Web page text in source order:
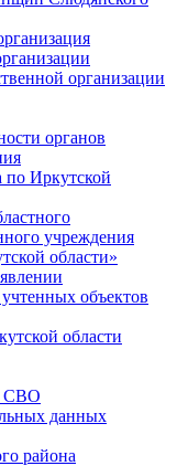
организации
органов
по Иркутской
учреждения
области»
объектов
области
СВО
данных
района